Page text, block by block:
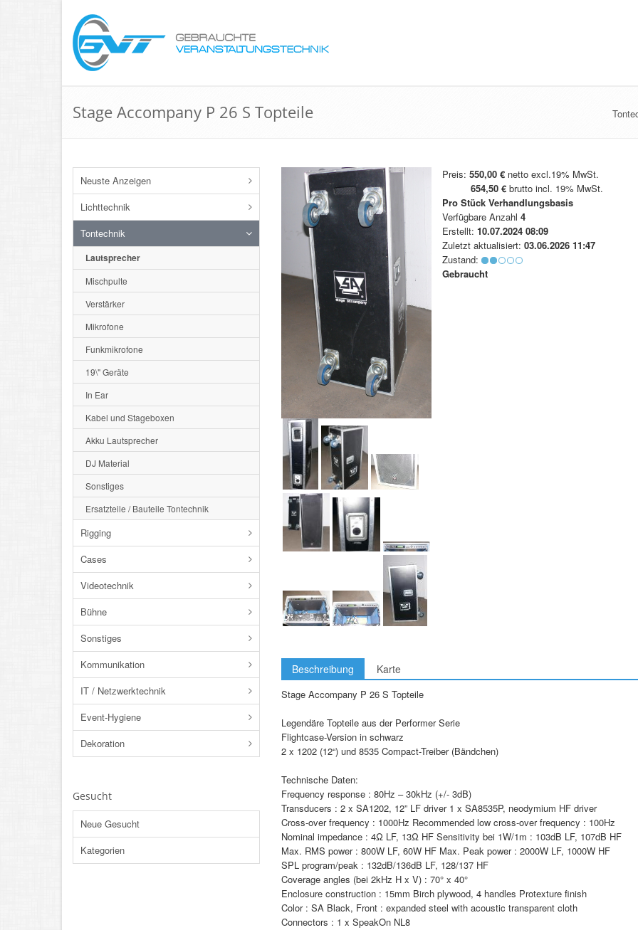
Stage Accompany P 26 S Topteile
Neuste Anzeigen
Lichttechnik
Tontechnik
Lautsprecher
Mischpulte
Verstärker
Mikrofone
Funkmikrofone
19\" Geräte
In Ear
Kabel und Stageboxen
Akku Lautsprecher
DJ Material
Sonstiges
Ersatzteile / Bauteile Tontechnik
Rigging
Cases
Videotechnik
Bühne
Sonstiges
Kommunikation
IT / Netzwerktechnik
Event-Hygiene
Dekoration
Gesucht
Neue Gesucht
Kategorien
Preis:550,00 € netto excl.19% MwSt.
654,50 € brutto incl. 19% MwSt.
Pro Stück Verhandlungsbasis
Verfügbare Anzahl4
Erstellt:10.07.2024 08:09
Zuletzt aktualisiert:03.06.2026 11:47
Zustand:
Gebraucht
Beschreibung Karte
Stage Accompany P 26 S Topteile
Legendäre Topteile aus der Performer Serie
Flightcase-Version in schwarz
2 x 1202 (12“) und 8535 Compact-Treiber (Bändchen)
Technische Daten:
Frequency response : 80Hz – 30kHz (+/- 3dB)
Transducers : 2 x SA1202, 12” LF driver 1 x SA8535P, neodymium HF driver
Cross-over frequency : 1000Hz Recommended low cross-over frequency : 100Hz
Nominal impedance : 4Ω LF, 13Ω HF Sensitivity bei 1W/1m : 103dB LF, 107dB HF
Max. RMS power : 800W LF, 60W HF Max. Peak power : 2000W LF, 1000W HF
SPL program/peak : 132dB/136dB LF, 128/137 HF
Coverage angles (bei 2kHz H x V) : 70° x 40°
Enclosure construction : 15mm Birch plywood, 4 handles Protexture finish
Color : SA Black, Front : expanded steel with acoustic transparent cloth
Connectors : 1 x SpeakOn NL8